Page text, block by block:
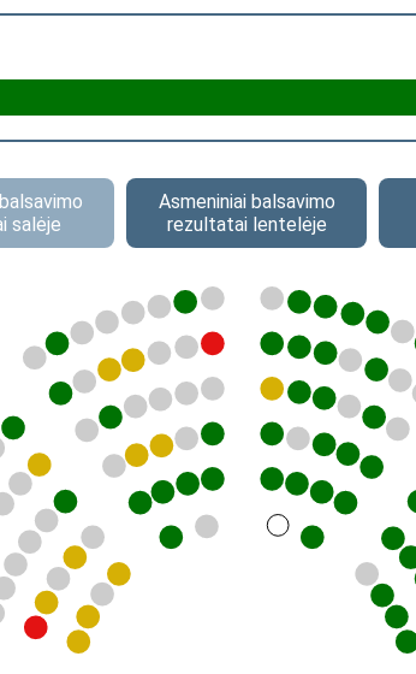
salėje
Asmeniniai balsavimo
rezultatai lentelėje